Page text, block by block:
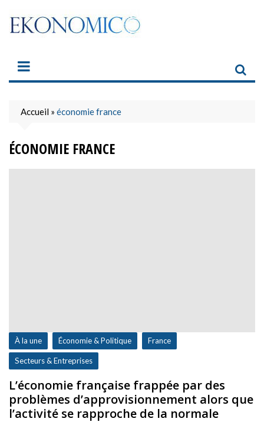
content
Accueil » économie france
ÉCONOMIE FRANCE
À la une Économie & Politique France
Secteurs & Entreprises
L’économie française frappée par des
problèmes d’approvisionnement alors que
l’activité se rapproche de la normale